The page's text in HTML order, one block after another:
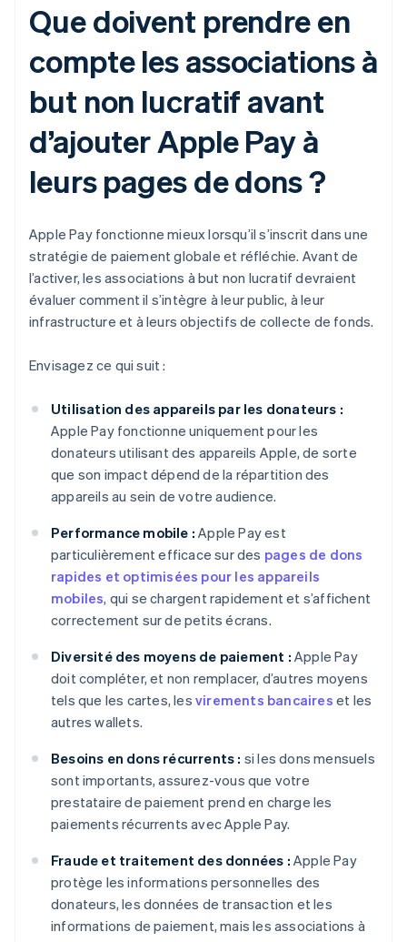
Que doivent prendre en
compte les associations à
but non lucratif avant
d’ajouter Apple Pay à
leurs pages de dons ?
Apple Pay fonctionne mieux lorsqu’il s’inscrit dans une
stratégie de paiement globale et réfléchie. Avant de
l’activer, les associations à but non lucratif devraient
évaluer comment il s’intègre à leur public, à leur
infrastructure et à leurs objectifs de collecte de fonds.
Envisagez ce qui suit :
Utilisation des appareils par les donateurs :
Apple Pay fonctionne uniquement pour les
donateurs utilisant des appareils Apple, de sorte
que son impact dépend de la répartition des
appareils au sein de votre audience.
Performance mobile : Apple Pay est
particulièrement efficace sur des pages de dons
rapides et optimisées pour les appareils
mobiles, qui se chargent rapidement et s’affichent
correctement sur de petits écrans.
Diversité des moyens de paiement : Apple Pay
doit compléter, et non remplacer, d’autres moyens
tels que les cartes, les virements bancaires et les
autres wallets.
Besoins en dons récurrents : si les dons mensuels
sont importants, assurez-vous que votre
prestataire de paiement prend en charge les
paiements récurrents avec Apple Pay.
Fraude et traitement des données : Apple Pay
protège les informations personnelles des
donateurs, les données de transaction et les
informations de paiement, mais les associations à